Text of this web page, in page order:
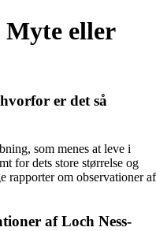
Myte eller
er det så
som menes at leve i
for dets store størrelse og
rapporter om observationer af
af Loch Ness-